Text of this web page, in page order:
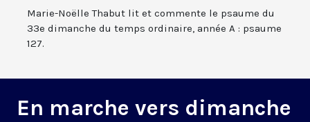
Marie-Noëlle Thabut lit et commente le psaume du
33e dimanche du temps ordinaire, année A : psaume
127.
En marche vers dimanche